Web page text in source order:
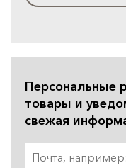
Персональные
товары и
свежая